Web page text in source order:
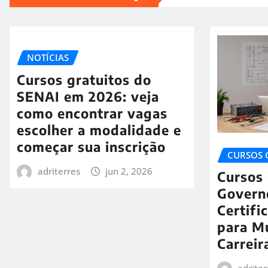
NOTÍCIAS
Cursos gratuitos do
SENAI em 2026: veja
como encontrar vagas
escolher a modalidade e
começar sua inscrição
adriterres jun 2, 2026
CURSOS
para